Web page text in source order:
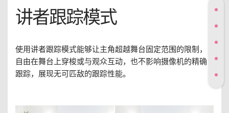
讲者跟踪模式
使用讲者跟踪模式能够让主角超越舞台固定范围的限制，
自由在舞台上穿梭或与观众互动，也不影响摄像机的精确
跟踪，展现无可匹敌的跟踪性能。